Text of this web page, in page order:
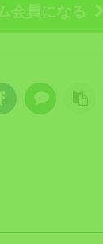
会員になる